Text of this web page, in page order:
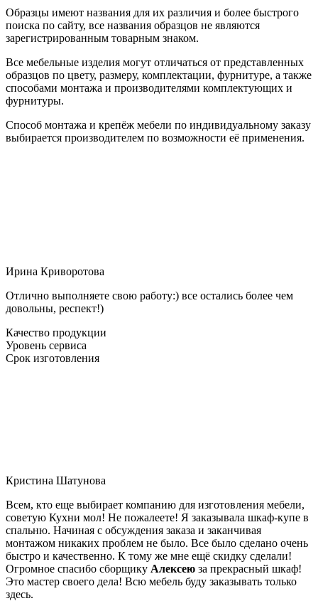
Образцы имеют названия для их различия и более быстрого
поиска по сайту, все названия образцов не являются
зарегистрированным товарным знаком.
Все мебельные изделия могут отличаться от представленных
образцов по цвету, размеру, комплектации, фурнитуре, а также
способами монтажа и производителями комплектующих и
фурнитуры.
Способ монтажа и крепёж мебели по индивидуальному заказу
выбирается производителем по возможности её применения.
Ирина Криворотова
Отлично выполняете свою работу:) все остались более чем
довольны, респект!)
Качество продукции
Уровень сервиса
Срок изготовления
Кристина Шатунова
Всем, кто еще выбирает компанию для изготовления мебели,
советую Кухни мол! Не пожалеете! Я заказывала шкаф-купе в
спальню. Начиная с обсуждения заказа и заканчивая
монтажом никаких проблем не было. Все было сделано очень
быстро и качественно. К тому же мне ещё скидку сделали!
Огромное спасибо сборщику Алексею за прекрасный шкаф!
Это мастер своего дела! Всю мебель буду заказывать только
здесь.